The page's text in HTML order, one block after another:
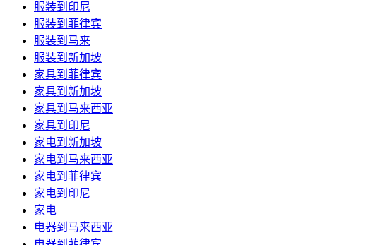
服装到印尼
服装到菲律宾
服装到马来
服装到新加坡
家具到菲律宾
家具到新加坡
家具到马来西亚
家具到印尼
家电到新加坡
家电到马来西亚
家电到菲律宾
家电到印尼
家电
电器到马来西亚